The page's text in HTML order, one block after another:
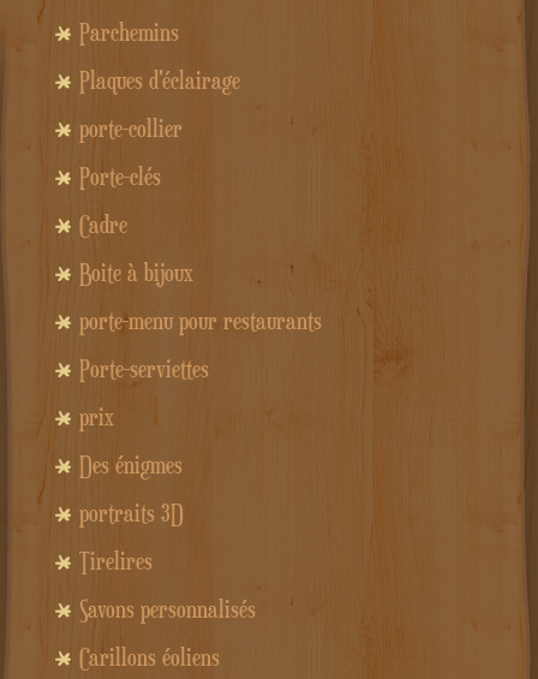
Parchemins
Plaques d'éclairage
porte-collier
Porte-clés
Cadre
Boite à bijoux
porte-menu pour restaurants
Porte-serviettes
prix
Des énigmes
portraits 3D
Tirelires
Savons personnalisés
Carillons éoliens